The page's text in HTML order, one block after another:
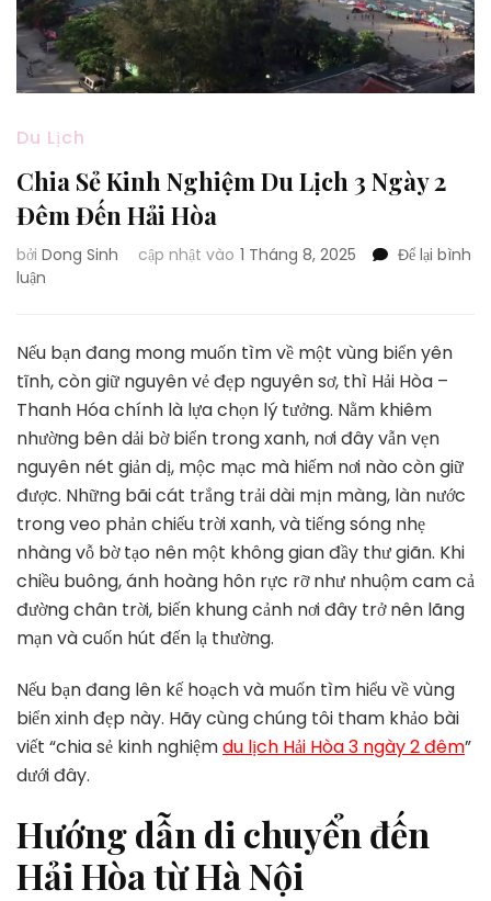
Du Lịch
Chia Sẻ Kinh Nghiệm Du Lịch 3 Ngày 2
Đêm Đến Hải Hòa
bởi Dong Sinh cập nhật vào 1 Tháng 8, 2025
Để lại bình
luận
Kinh
Nghiệm
Du
Lịch
3
Ngày
2
Đêm
Đến
Hải
Hòa
Nếu bạn đang mong muốn tìm về một vùng biển yên
tĩnh, còn giữ nguyên vẻ đẹp nguyên sơ, thì Hải Hòa –
Thanh Hóa chính là lựa chọn lý tưởng. Nằm khiêm
nhường bên dải bờ biển trong xanh, nơi đây vẫn vẹn
nguyên nét giản dị, mộc mạc mà hiếm nơi nào còn giữ
được. Những bãi cát trắng trải dài mịn màng, làn nước
trong veo phản chiếu trời xanh, và tiếng sóng nhẹ
nhàng vỗ bờ tạo nên một không gian đầy thư giãn. Khi
chiều buông, ánh hoàng hôn rực rỡ như nhuộm cam cả
đường chân trời, biến khung cảnh nơi đây trở nên lãng
mạn và cuốn hút đến lạ thường.
Nếu bạn đang lên kế hoạch và muốn tìm hiểu về vùng
biển xinh đẹp này. Hãy cùng chúng tôi tham khảo bài
viết “chia sẻ kinh nghiệmdu lịch Hải Hòa 3 ngày 2 đêm”
dưới đây.
Hướng dẫn di chuyển đến
Hải Hòa từ Hà Nội